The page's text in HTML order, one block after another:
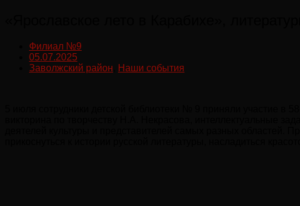
Филиал №9
05.07.2025
Заволжский район
Наши события